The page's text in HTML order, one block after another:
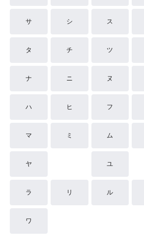
サ シ ス
タ チ ツ
ナ ニ ヌ
ハ ヒ フ
マ ミ ム
ヤ ユ
ラ リ ル
ワ